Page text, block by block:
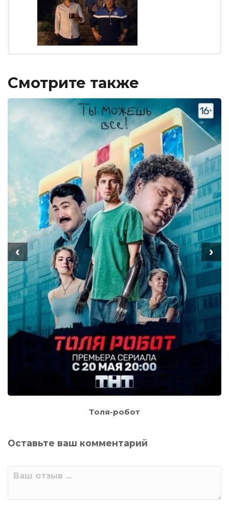
Смотрите также
Толя-робот
‹ ›
Оставьте ваш комментарий